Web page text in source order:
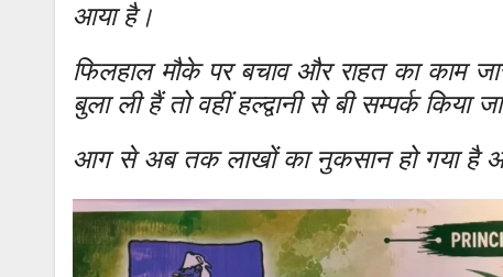
आया है।
फिलहाल मौके पर बचाव और राहत का काम
बुला ली हैं तो वहीं हल्द्वानी से बी सम्पर्क किया
आग से अब तक लाखों का नुकसान हो गया है